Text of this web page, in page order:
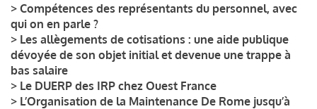
> Compétences des représentants du personnel, avec
qui on en parle ?
> Les allègements de cotisations : une aide publique
dévoyée de son objet initial et devenue une trappe à
bas salaire
> Le DUERP des IRP chez Ouest France
> L’Organisation de la Maintenance De Rome jusqu’à